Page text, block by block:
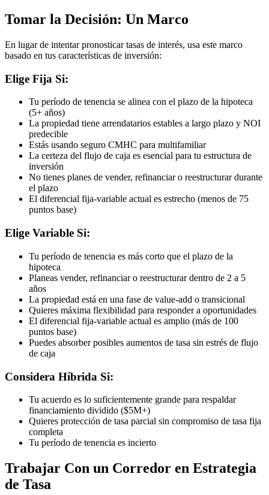
Tomar la Decisión: Un Marco
En lugar de intentar pronosticar tasas de interés, usa este marco
basado en tus características de inversión:
Elige Fija Si:
Tu período de tenencia se alinea con el plazo de la hipoteca
(5+ años)
La propiedad tiene arrendatarios estables a largo plazo y NOI
predecible
Estás usando seguro CMHC para multifamiliar
La certeza del flujo de caja es esencial para tu estructura de
inversión
No tienes planes de vender, refinanciar o reestructurar durante
el plazo
El diferencial fija-variable actual es estrecho (menos de 75
puntos base)
Elige Variable Si:
Tu período de tenencia es más corto que el plazo de la
hipoteca
Planeas vender, refinanciar o reestructurar dentro de 2 a 5
años
La propiedad está en una fase de value-add o transicional
Quieres máxima flexibilidad para responder a oportunidades
El diferencial fija-variable actual es amplio (más de 100
puntos base)
Puedes absorber posibles aumentos de tasa sin estrés de flujo
de caja
Considera Híbrida Si:
Tu acuerdo es lo suficientemente grande para respaldar
financiamiento dividido ($5M+)
Quieres protección de tasa parcial sin compromiso de tasa fija
completa
Tu período de tenencia es incierto
Trabajar Con un Corredor en Estrategia
de Tasa